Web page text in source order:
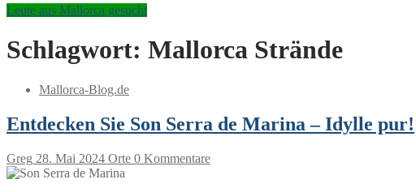
Leute aus Mallorca gesucht
Schlagwort: Mallorca Strände
Mallorca-Blog.de
Entdecken Sie Son Serra de Marina – Idylle pur!
Greg 28. Mai 2024 Orte 0 Kommentare